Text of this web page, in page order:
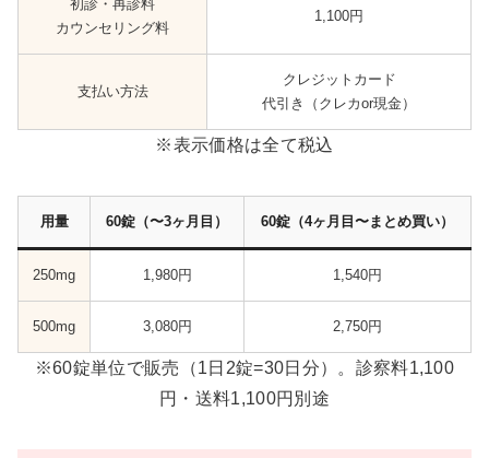
初診・再診料
カウンセリング料
1,100円
支払い方法
クレジットカード
代引き（クレカor現金）
※表示価格は全て税込
用量 60錠（〜3ヶ月目） 60錠（4ヶ月目〜まとめ買い）
250mg 1,980円 1,540円
500mg 3,080円 2,750円
※60錠単位で販売（1日2錠=30日分）。診察料1,100
円・送料1,100円別途